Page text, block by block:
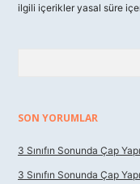
ilgili içerikler yasal süre
SON YORUMLAR
3 Sınıfın Sonunda Çap
3 Sınıfın Sonunda Çap